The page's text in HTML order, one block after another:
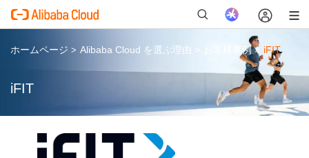
ホームページ > Alibaba Cloud を選ぶ理由 > お客様事例> iFIT
iFIT